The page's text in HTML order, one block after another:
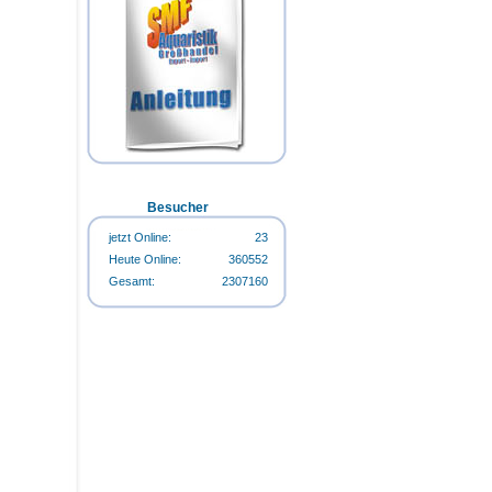
Happy-Life HappyStart 500ml-
Flasche
Flasche
Happy-Life HappyCarbo 500ml-
Flasche
Happy-Life Algin Regular 500ml-
Besucher
jetzt Online:
23
Heute Online:
360552
Gesamt:
2307160